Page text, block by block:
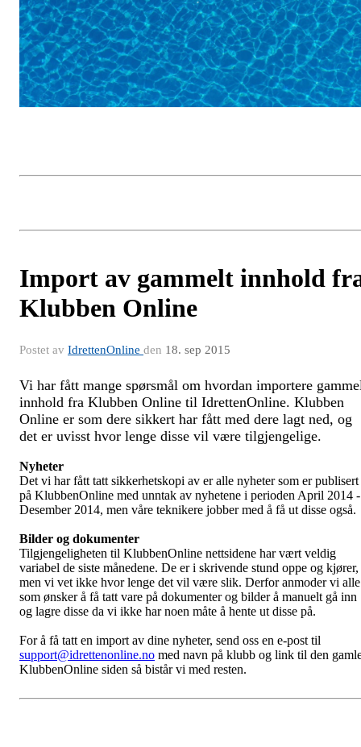
Import av gammelt innhold
Klubben Online
Postet av IdrettenOnline den 18. sep 2015
Vi har fått mange spørsmål om hvordan importere
innhold fra Klubben Online til IdrettenOnline. Klubben
Online er som dere sikkert har fått med dere lagt ned, og
det er uvisst hvor lenge disse vil være tilgjengelige.
Nyheter
Det vi har fått tatt sikkerhetskopi av er alle nyheter som er publisert
på KlubbenOnline med unntak av nyhetene i perioden April 2014 -
Desember 2014, men våre teknikere jobber med å få ut disse også.
Bilder og dokumenter
Tilgjengeligheten til KlubbenOnline nettsidene har vært veldig
variabel de siste månedene. De er i skrivende stund oppe og kjører,
men vi vet ikke hvor lenge det vil være slik. Derfor anmoder vi alle
som ønsker å få tatt vare på dokumenter og bilder å manuelt gå inn
og lagre disse da vi ikke har noen måte å hente ut disse på.
For å få tatt en import av dine nyheter, send oss en e-post til
support@idrettenonline.no med navn på klubb og link til den
KlubbenOnline siden så bistår vi med resten.